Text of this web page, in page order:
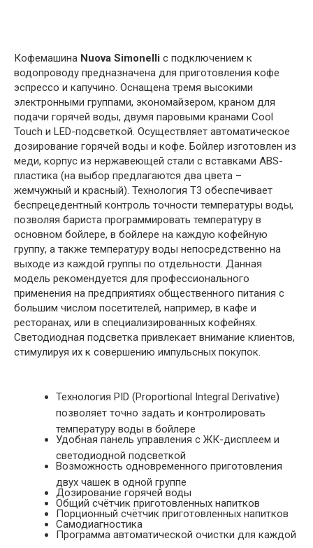
Кофемашина Nuova Simonelli с подключением к
водопроводу предназначена для приготовления кофе
эспрессо и капучино. Оснащена тремя высокими
электронными группами, экономайзером, краном для
подачи горячей воды, двумя паровыми кранами Cool
Touch и LED-подсветкой. Осуществляет автоматическое
дозирование горячей воды и кофе. Бойлер изготовлен из
меди, корпус из нержавеющей стали с вставками ABS-
пластика (на выбор предлагаются два цвета –
жемчужный и красный). Технология T3 обеспечивает
беспрецедентный контроль точности температуры воды,
позволяя бариста программировать температуру в
основном бойлере, в бойлере на каждую кофейную
группу, а также температуру воды непосредственно на
выходе из каждой группы по отдельности. Данная
модель рекомендуется для профессионального
применения на предприятиях общественного питания с
большим числом посетителей, например, в кафе и
ресторанах, или в специализированных кофейнях.
Светодиодная подсветка привлекает внимание клиентов,
стимулируя их к совершению импульсных покупок.
Технология PID (Proportional Integral Derivative)
позволяет точно задать и контролировать
температуру воды в бойлере
Удобная панель управления с ЖК-дисплеем и
светодиодной подсветкой
Возможность одновременного приготовления
двух чашек в одной группе
Дозирование горячей воды
Общий счётчик приготовленных напитков
Порционный счётчик приготовленных напитков
Самодиагностика
Программа автоматической очистки для каждой